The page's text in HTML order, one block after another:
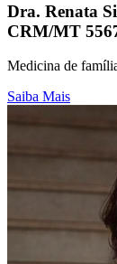
Dra. Renata
CRM/MT
Medicina de
Saiba Mais